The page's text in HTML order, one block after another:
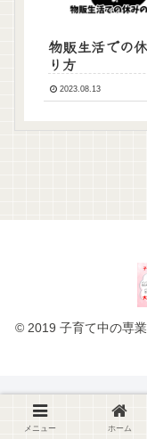
物販生活での
り方
2023.08.13
© 2019 子育て中の専
メニュー ホーム